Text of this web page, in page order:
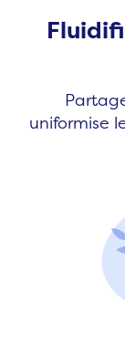
uniformise